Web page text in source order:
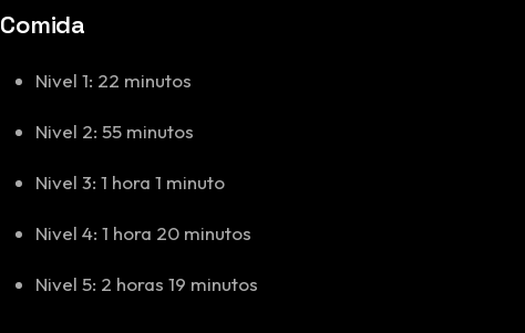
Comida
Nivel 1: 22 minutos
Nivel 2: 55 minutos
Nivel 3: 1 hora 1 minuto
Nivel 4: 1 hora 20 minutos
Nivel 5: 2 horas 19 minutos